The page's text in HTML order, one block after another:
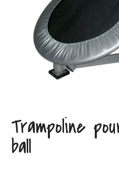
Trampoline
ball